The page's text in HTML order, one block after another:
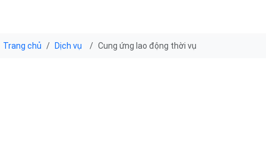
Trang chủ Dịch vụ Cung ứng lao động thời vụ